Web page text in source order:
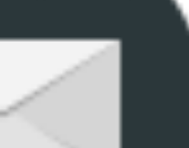
торгов
персональных
ОБРАБОТКИ COOKIE-